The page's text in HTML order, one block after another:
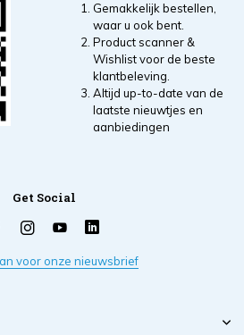
Gemakkelijk bestellen,
waar u ook bent.
Product scanner &
Wishlist voor de beste
klantbeleving.
Altijd up-to-date van de
laatste nieuwtjes en
aanbiedingen
Get Social
voor onze nieuwsbrief